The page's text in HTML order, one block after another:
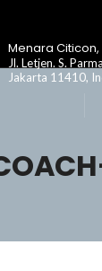
Menara Citicon,
Jl. Letjen. S.
Jakarta 11410,